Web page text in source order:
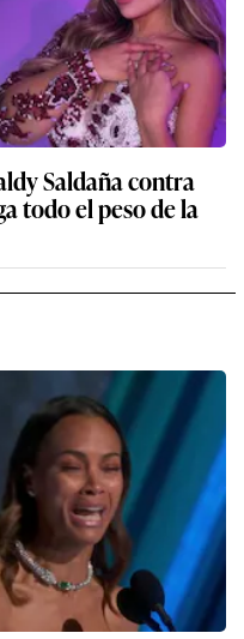
Saldaña contra
todo el peso de la